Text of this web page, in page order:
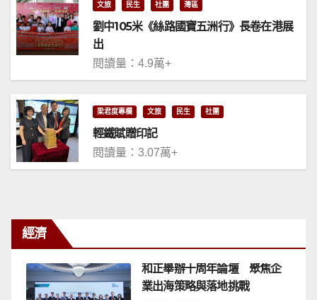
文旅 民生 社團 灣區
劉中105米《絲路國寶五洲行》長卷在港展
出
閱讀量：4.9萬+
梁君度專欄 文旅 民生 社團
輕鐵賦贈印記
閱讀量：3.07萬+
經濟
和正舉辦十周年論壇 聚焦企
業出海策略與落地挑戰